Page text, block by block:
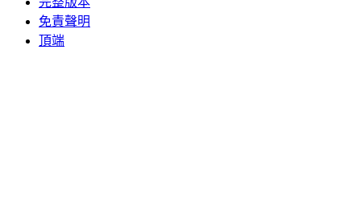
免責聲明
頂端